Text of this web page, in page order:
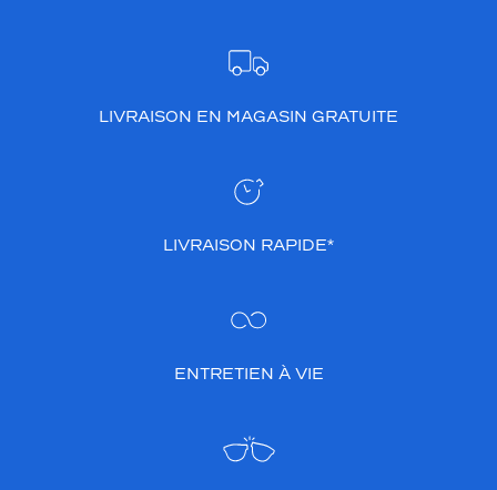
LIVRAISON EN MAGASIN GRATUITE
LIVRAISON RAPIDE*
ENTRETIEN À VIE